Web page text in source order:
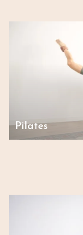
Pilates